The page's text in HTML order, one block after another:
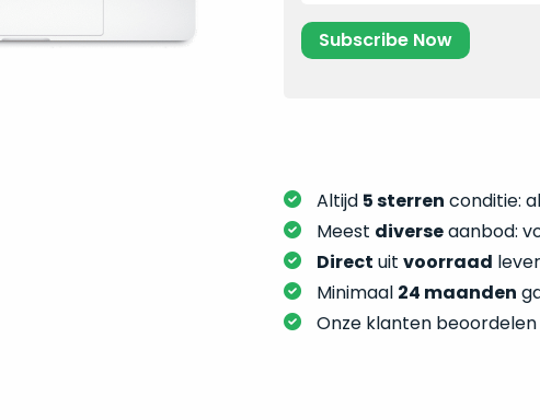
Altijd 5 sterren conditie:
Meest diverseaanbod:
Direct uit voorraad
Minimaal 24 maanden
Onze klanten